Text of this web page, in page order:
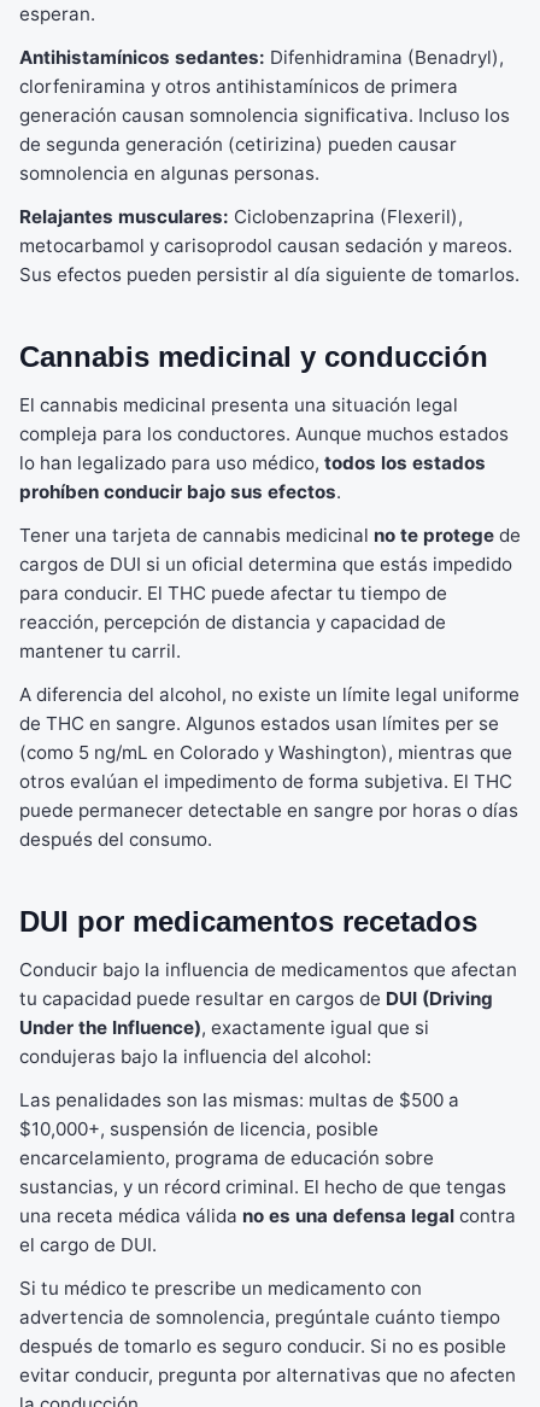
esperan.
Antihistamínicos sedantes: Difenhidramina (Benadryl),
clorfeniramina y otros antihistamínicos de primera
generación causan somnolencia significativa. Incluso los
de segunda generación (cetirizina) pueden causar
somnolencia en algunas personas.
Relajantes musculares: Ciclobenzaprina (Flexeril),
metocarbamol y carisoprodol causan sedación y mareos.
Sus efectos pueden persistir al día siguiente de tomarlos.
Cannabis medicinal y conducción
El cannabis medicinal presenta una situación legal
compleja para los conductores. Aunque muchos estados
lo han legalizado para uso médico, todos los estados
prohíben conducir bajo sus efectos.
Tener una tarjeta de cannabis medicinal no te protege de
cargos de DUI si un oficial determina que estás impedido
para conducir. El THC puede afectar tu tiempo de
reacción, percepción de distancia y capacidad de
mantener tu carril.
A diferencia del alcohol, no existe un límite legal uniforme
de THC en sangre. Algunos estados usan límites per se
(como 5 ng/mL en Colorado y Washington), mientras que
otros evalúan el impedimento de forma subjetiva. El THC
puede permanecer detectable en sangre por horas o días
después del consumo.
DUI por medicamentos recetados
Conducir bajo la influencia de medicamentos que afectan
tu capacidad puede resultar en cargos de DUI (Driving
Under the Influence), exactamente igual que si
condujeras bajo la influencia del alcohol:
Las penalidades son las mismas: multas de $500 a
$10,000+, suspensión de licencia, posible
encarcelamiento, programa de educación sobre
sustancias, y un récord criminal. El hecho de que tengas
una receta médica válida no es una defensa legal contra
el cargo de DUI.
Si tu médico te prescribe un medicamento con
advertencia de somnolencia, pregúntale cuánto tiempo
después de tomarlo es seguro conducir. Si no es posible
evitar conducir, pregunta por alternativas que no afecten